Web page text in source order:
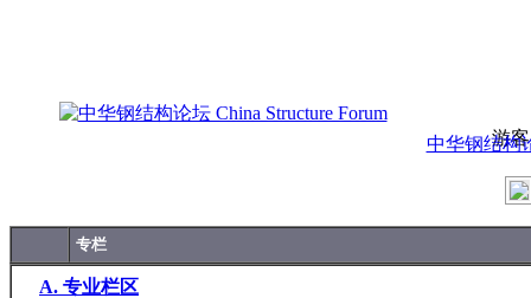
游
中华钢结构
专栏
A. 专业栏区